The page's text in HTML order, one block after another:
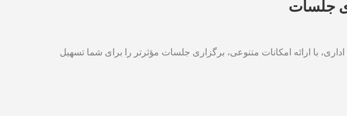
جلسات
با ارائه امکانات متنوعی، برگزاری جلسات مؤثرتر را برای شما تسهیل